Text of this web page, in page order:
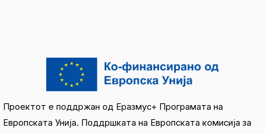
Проектот е поддржан од Еразмус+ Програмата на
Европската Унија. Поддршката на Европската комисија за